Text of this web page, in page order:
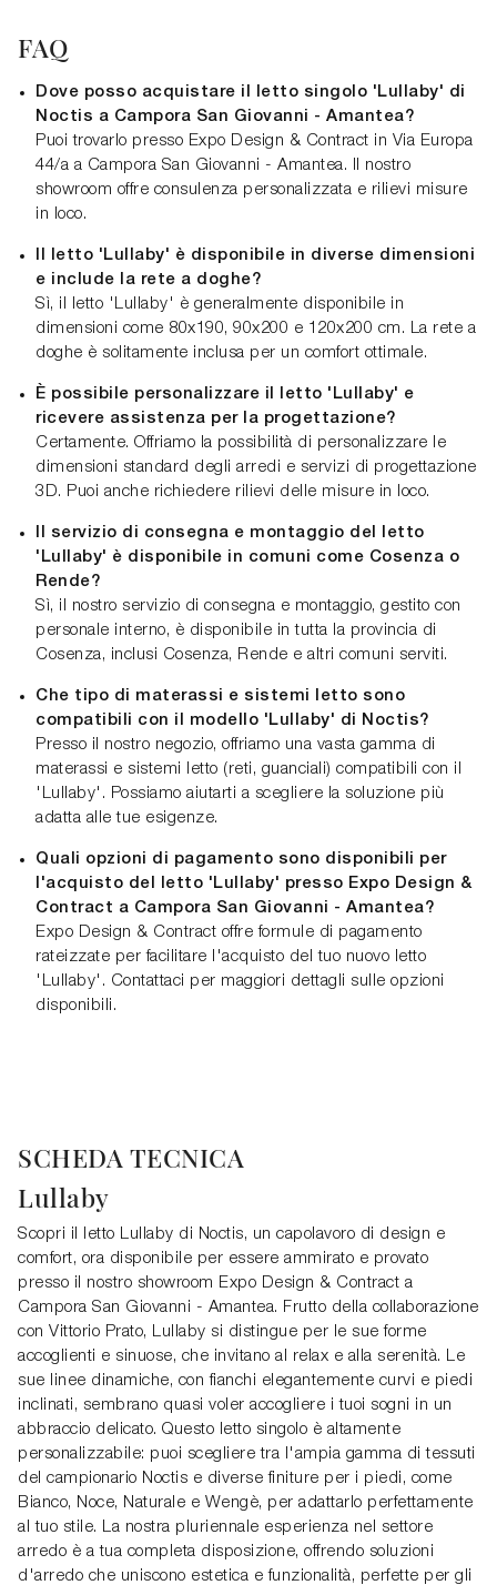
FAQ
Dove posso acquistare il letto singolo 'Lullaby' di
Noctis a Campora San Giovanni - Amantea?
Puoi trovarlo presso Expo Design & Contract in Via Europa
44/a a Campora San Giovanni - Amantea. Il nostro
showroom offre consulenza personalizzata e rilievi misure
in loco.
Il letto 'Lullaby' è disponibile in diverse dimensioni
e include la rete a doghe?
Sì, il letto 'Lullaby' è generalmente disponibile in
dimensioni come 80x190, 90x200 e 120x200 cm. La rete a
doghe è solitamente inclusa per un comfort ottimale.
È possibile personalizzare il letto 'Lullaby' e
ricevere assistenza per la progettazione?
Certamente. Offriamo la possibilità di personalizzare le
dimensioni standard degli arredi e servizi di progettazione
3D. Puoi anche richiedere rilievi delle misure in loco.
Il servizio di consegna e montaggio del letto
'Lullaby' è disponibile in comuni come Cosenza o
Rende?
Sì, il nostro servizio di consegna e montaggio, gestito con
personale interno, è disponibile in tutta la provincia di
Cosenza, inclusi Cosenza, Rende e altri comuni serviti.
Che tipo di materassi e sistemi letto sono
compatibili con il modello 'Lullaby' di Noctis?
Presso il nostro negozio, offriamo una vasta gamma di
materassi e sistemi letto (reti, guanciali) compatibili con il
'Lullaby'. Possiamo aiutarti a scegliere la soluzione più
adatta alle tue esigenze.
Quali opzioni di pagamento sono disponibili per
l'acquisto del letto 'Lullaby' presso Expo Design &
Contract a Campora San Giovanni - Amantea?
Expo Design & Contract offre formule di pagamento
rateizzate per facilitare l'acquisto del tuo nuovo letto
'Lullaby'. Contattaci per maggiori dettagli sulle opzioni
disponibili.
SCHEDA TECNICA
Lullaby
Scopri il letto Lullaby di Noctis, un capolavoro di design e
comfort, ora disponibile per essere ammirato e provato
presso il nostro showroom Expo Design & Contract a
Campora San Giovanni - Amantea. Frutto della collaborazione
con Vittorio Prato, Lullaby si distingue per le sue forme
accoglienti e sinuose, che invitano al relax e alla serenità. Le
sue linee dinamiche, con fianchi elegantemente curvi e piedi
inclinati, sembrano quasi voler accogliere i tuoi sogni in un
abbraccio delicato. Questo letto singolo è altamente
personalizzabile: puoi scegliere tra l'ampia gamma di tessuti
del campionario Noctis e diverse finiture per i piedi, come
Bianco, Noce, Naturale e Wengè, per adattarlo perfettamente
al tuo stile. La nostra pluriennale esperienza nel settore
arredo è a tua completa disposizione, offrendo soluzioni
d'arredo che uniscono estetica e funzionalità, perfette per gli